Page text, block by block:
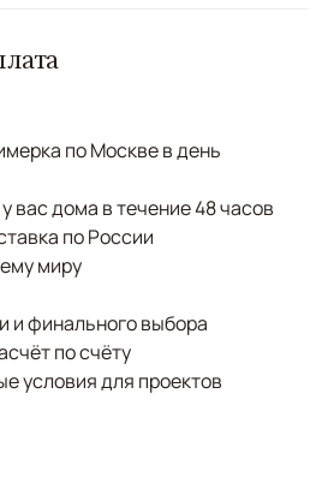
по Москве в день
вас дома в течение 48 часов
по России
миру
и финального выбора
по счёту
условия для проектов